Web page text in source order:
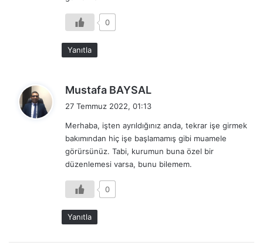
0
Yanıtla
Mustafa BAYSAL
i
k
i
:
27 Temmuz 2022, 01:13
Merhaba, işten ayrıldığınız anda, tekrar işe girmek
bakımından hiç işe başlamamış gibi muamele
görürsünüz. Tabi, kurumun buna özel bir
düzenlemesi varsa, bunu bilemem.
0
Yanıtla